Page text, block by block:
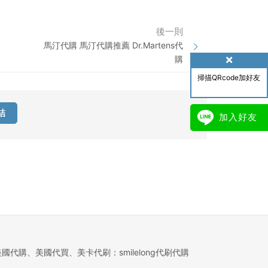
掃描QRcode加好友
加入好友
後一則
馬汀代購 馬汀代購推薦 Dr.Martens代
購
國代購、美國代買、美卡代刷：smilelong代刷代購